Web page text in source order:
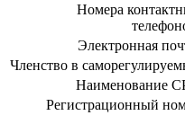
Номера
Электронная
Членство в
Наименование
Регистрационный